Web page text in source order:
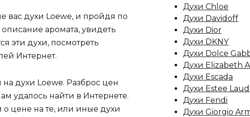
вас духи Loewe, и пройдя по
аромата, увидеть
эти духи, посмотреть
Интернет.
духи Loewe. Разброс цен
удалось найти в Интернете.
цене на те, или иные духи
Духи Chloe
Духи Davidoff
Духи Dior
Духи DKNY
Духи Dolce
Духи Elizabeth
Духи Escada
Духи Estee
Духи Fendi
Духи Giorgio